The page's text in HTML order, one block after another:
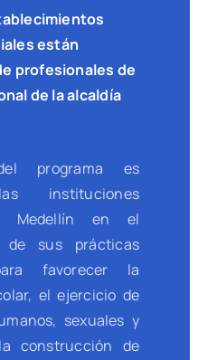
están
profesionales de
de la alcaldía
programa es
instituciones
Medellín en el
de sus prácticas
favorecer la
el ejercicio de
sexuales y
construcción de